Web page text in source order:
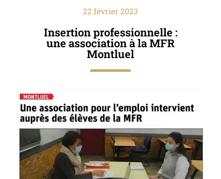
22 février 2023
Insertion professionnelle :
une association à la MFR
Montluel